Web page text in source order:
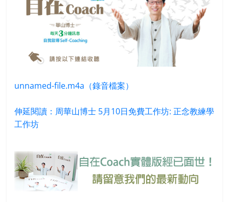
unnamed-file.m4a（錄音檔案）
伸延閱讀：周華山博士 5月10日免費工作坊: 正念教練學
工作坊